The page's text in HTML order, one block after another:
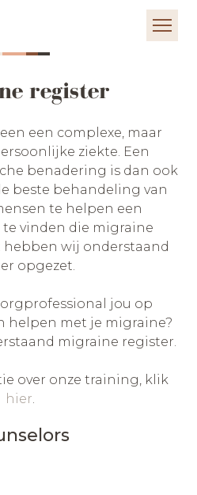
register
een complexe, maar
ziekte. Een
benadering is dan ook
beste behandeling van
te helpen een
vinden die migraine
wij onderstaand
opgezet.
jou op
helpen met je migraine?
migraine register.
over onze training, klik
hier.